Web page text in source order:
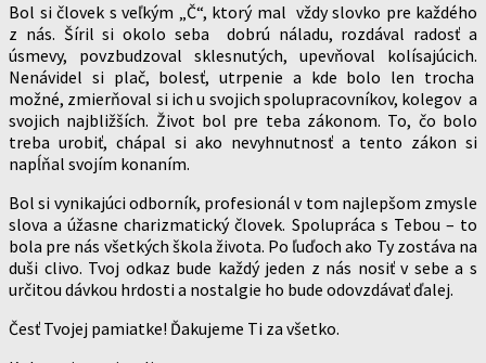
Bol si človek s veľkým „Č“, ktorý mal vždy slovko pre každého
z nás. Šíril si okolo seba dobrú náladu, rozdával radosť a
úsmevy, povzbudzoval sklesnutých, upevňoval kolísajúcich.
Nenávidel si plač, bolesť, utrpenie a kde bolo len trocha
možné, zmierňoval si ich u svojich spolupracovníkov, kolegov a
svojich najbližších. Život bol pre teba zákonom. To, čo bolo
treba urobiť, chápal si ako nevyhnutnosť a tento zákon si
napĺňal svojím konaním.
Bol si vynikajúci odborník, profesionál v tom najlepšom zmysle
slova a úžasne charizmatický človek. Spolupráca s Tebou – to
bola pre nás všetkých škola života. Po ľuďoch ako Ty zostáva na
duši clivo. Tvoj odkaz bude každý jeden z nás nosiť v sebe a s
určitou dávkou hrdosti a nostalgie ho bude odovzdávať ďalej.
Česť Tvojej pamiatke! Ďakujeme Ti za všetko.